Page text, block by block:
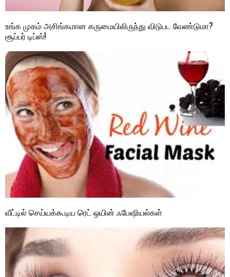
உங்க முகம் அசிங்கமான கருமையிலிருந்து விடுபட வேண்டுமா?
சூப்பர் டிப்ஸ்!
வீட்டில் செய்யக்கூடிய ரெட் ஒயின் ஃபேஷியல்கள்